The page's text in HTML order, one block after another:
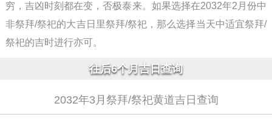
穷，吉凶时刻都在变，否极泰来。如果选择在2032年2月份中
非祭拜/祭祀的大吉日里祭拜/祭祀，那么选择当天中适宜祭拜/
祭祀的吉时进行亦可。
往后6个月吉日查询
2032年3月祭拜/祭祀黄道吉日查询